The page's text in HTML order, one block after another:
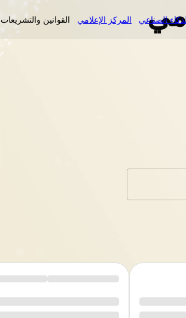
الصناعي المركز الإعلامي القوانين والتشريعات